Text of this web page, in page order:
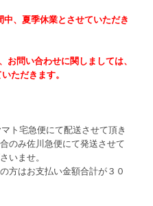
、夏季休業とさせていただき
お問い合わせに関しましては、
ただきます。
ト宅急便にて配送させて頂き
のみ佐川急便にて発送させて
いませ。
方はお支払い金額合計が３０